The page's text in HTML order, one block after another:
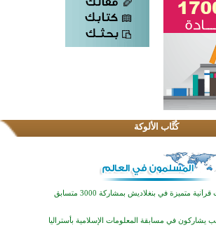
كُتَّاب الألوكة
لمسابقة حفظ وتلاوة القرآن الكريم في أزناكاييف
تعليميا لتعزيز القيم وبناء الشخصية للشباب المسلمين
متميزة في بنغلاديش بمشاركة 3000 متسابق